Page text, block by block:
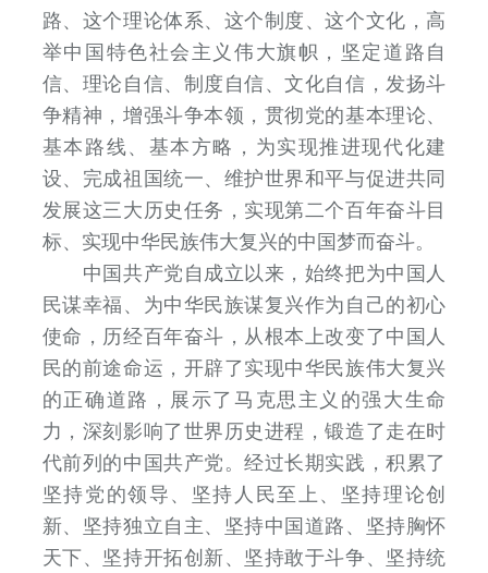
路、这个理论体系、这个制度、这个文化，高
举中国特色社会主义伟大旗帜，坚定道路自
信、理论自信、制度自信、文化自信，发扬斗
争精神，增强斗争本领，贯彻党的基本理论、
基本路线、基本方略，为实现推进现代化建
设、完成祖国统一、维护世界和平与促进共同
发展这三大历史任务，实现第二个百年奋斗目
标、实现中华民族伟大复兴的中国梦而奋斗。
中国共产党自成立以来，始终把为中国人
民谋幸福、为中华民族谋复兴作为自己的初心
使命，历经百年奋斗，从根本上改变了中国人
民的前途命运，开辟了实现中华民族伟大复兴
的正确道路，展示了马克思主义的强大生命
力，深刻影响了世界历史进程，锻造了走在时
代前列的中国共产党。经过长期实践，积累了
坚持党的领导、坚持人民至上、坚持理论创
新、坚持独立自主、坚持中国道路、坚持胸怀
天下、坚持开拓创新、坚持敢于斗争、坚持统